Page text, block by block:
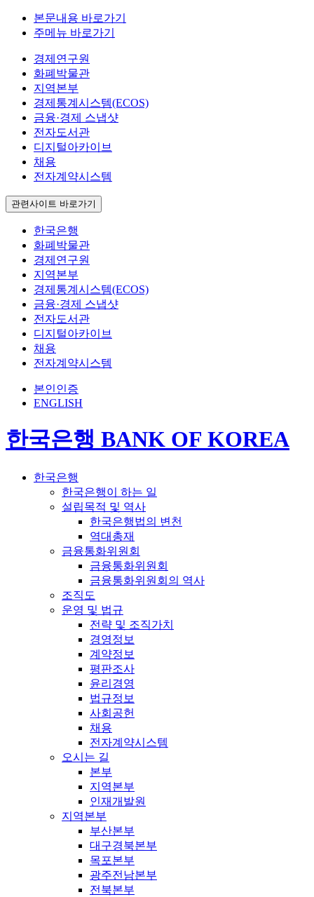
본문내용 바로가기
주메뉴 바로가기
경제연구원
화폐박물관
지역본부
경제통계시스템(ECOS)
금융·경제 스냅샷
전자도서관
디지털아카이브
채용
전자계약시스템
관련사이트 바로가기
한국은행
화폐박물관
경제연구원
지역본부
경제통계시스템(ECOS)
금융·경제 스냅샷
전자도서관
디지털아카이브
채용
전자계약시스템
본인인증
ENGLISH
한국은행 BANK OF KOREA
한국은행
한국은행이 하는 일
설립목적 및 역사
한국은행법의 변천
역대총재
금융통화위원회
금융통화위원회
금융통화위원회의 역사
조직도
운영 및 법규
전략 및 조직가치
경영정보
계약정보
평판조사
윤리경영
법규정보
사회공헌
채용
전자계약시스템
오시는 길
본부
지역본부
인재개발원
지역본부
부산본부
대구경북본부
목포본부
광주전남본부
전북본부